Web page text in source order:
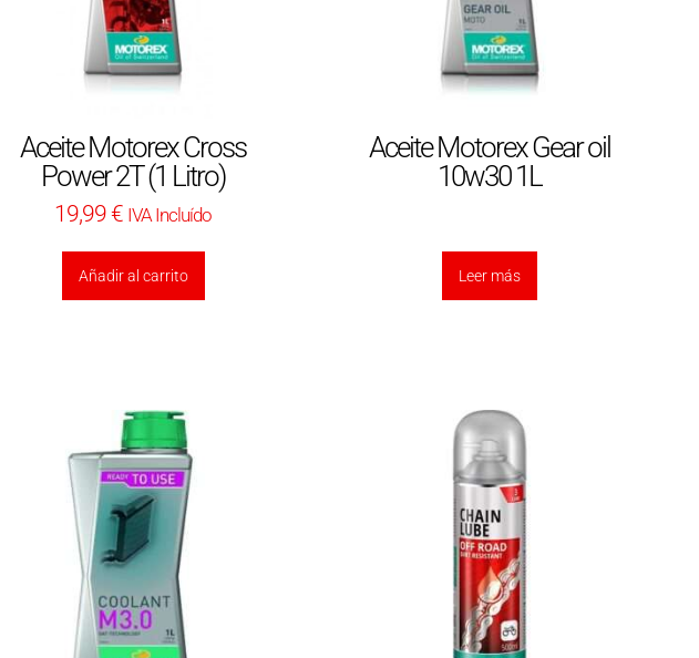
Aceite Motorex Cross
Power 2T (1 Litro)
19,99€ IVA Incluído
Añadir al carrito
Aceite Motorex Gear oil
10w30 1L
Leer más